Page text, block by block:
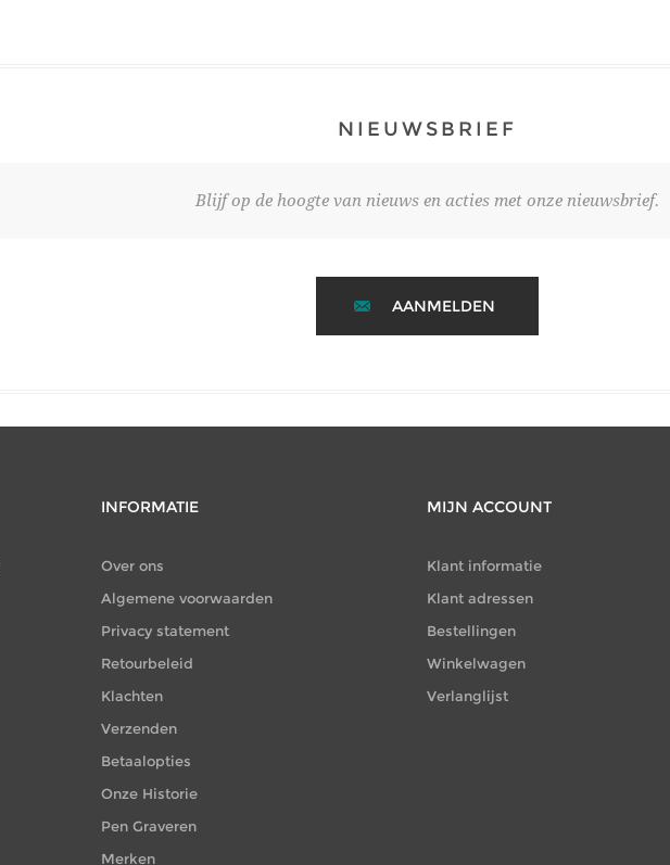
NIEUWSBRIEF
Blijf op de hoogte van nieuws en acties met onze nieuwsbrief.
AANMELDEN
INFORMATIE
Over ons
Algemene voorwaarden
Privacy statement
Retourbeleid
Klachten
Verzenden
Betaalopties
Onze Historie
Pen Graveren
Merken
MIJN ACCOUNT
Klant informatie
Klant adressen
Bestellingen
Winkelwagen
Verlanglijst